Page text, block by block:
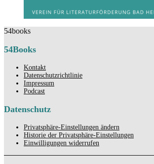
54books
54Books
Kontakt
Datenschutzrichtlinie
Impressum
Podcast
Datenschutz
Privatsphäre-Einstellungen ändern
Historie der Privatsphäre-Einstellungen
Einwilligungen widerrufen